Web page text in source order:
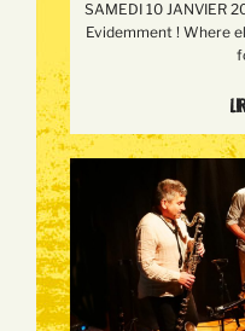
SAMEDI 10 JANVIER
Evidemment ! Where